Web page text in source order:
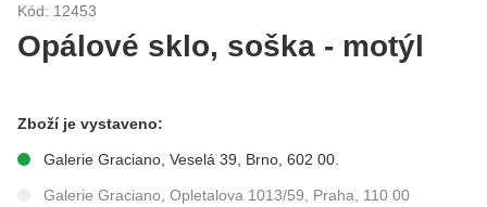
Kód: 12453
Opálové sklo, soška - motýl
Zboží je vystaveno:
Galerie Graciano, Veselá 39, Brno, 602 00.
Galerie Graciano, Opletalova 1013/59, Praha, 110 00